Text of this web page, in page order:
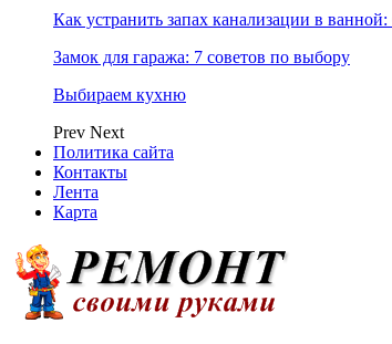
Как устранить запах канализации в
Замок для гаража: 7 советов по выбору
Выбираем кухню
Prev Next
Политика сайта
Контакты
Лента
Карта